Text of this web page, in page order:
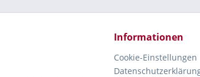
Informationen
Cookie-Einstellungen